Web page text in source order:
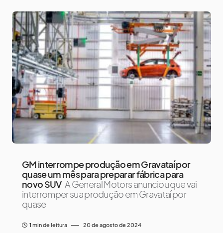
GM interrompe produção em Gravataí por
quase um mês para preparar fábrica para
novo SUV A General Motors anunciou que vai
interromper sua produção em Gravataí por
quase
1 min de leitura 20 de agosto de 2024